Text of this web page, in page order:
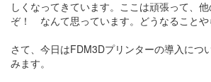
しくなってきています。ここは頑張って、
ぞ！ なんて思っています。どうなること
さて、今日はFDM3Dプリンターの導入につ
みます。